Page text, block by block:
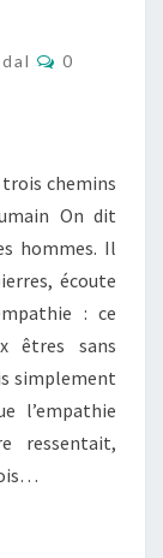
0
chemins
On dit
hommes. Il
écoute
: ce
êtres sans
simplement
l’empathie
ressentait,